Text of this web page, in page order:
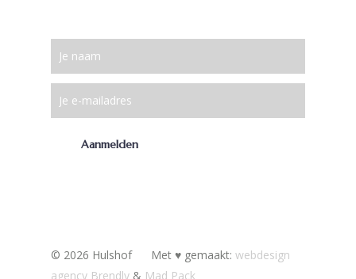
© 2026 Hulshof Met ♥︎ gemaakt: webdesign
agency Brendly & Mad Pack